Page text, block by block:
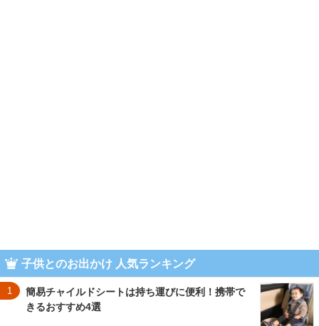
子供とのお出かけ 人気ランキング
1
簡易チャイルドシートは持ち運びに便利！携帯で
きるおすすめ4選